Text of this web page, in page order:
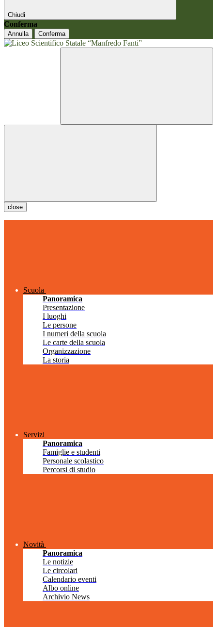
Chiudi
Conferma
Annulla Conferma
close
Scuola
Panoramica
Presentazione
I luoghi
Le persone
I numeri della scuola
Le carte della scuola
Organizzazione
La storia
Servizi
Panoramica
Famiglie e studenti
Personale scolastico
Percorsi di studio
Novità
Panoramica
Le notizie
Le circolari
Calendario eventi
Albo online
Archivio News